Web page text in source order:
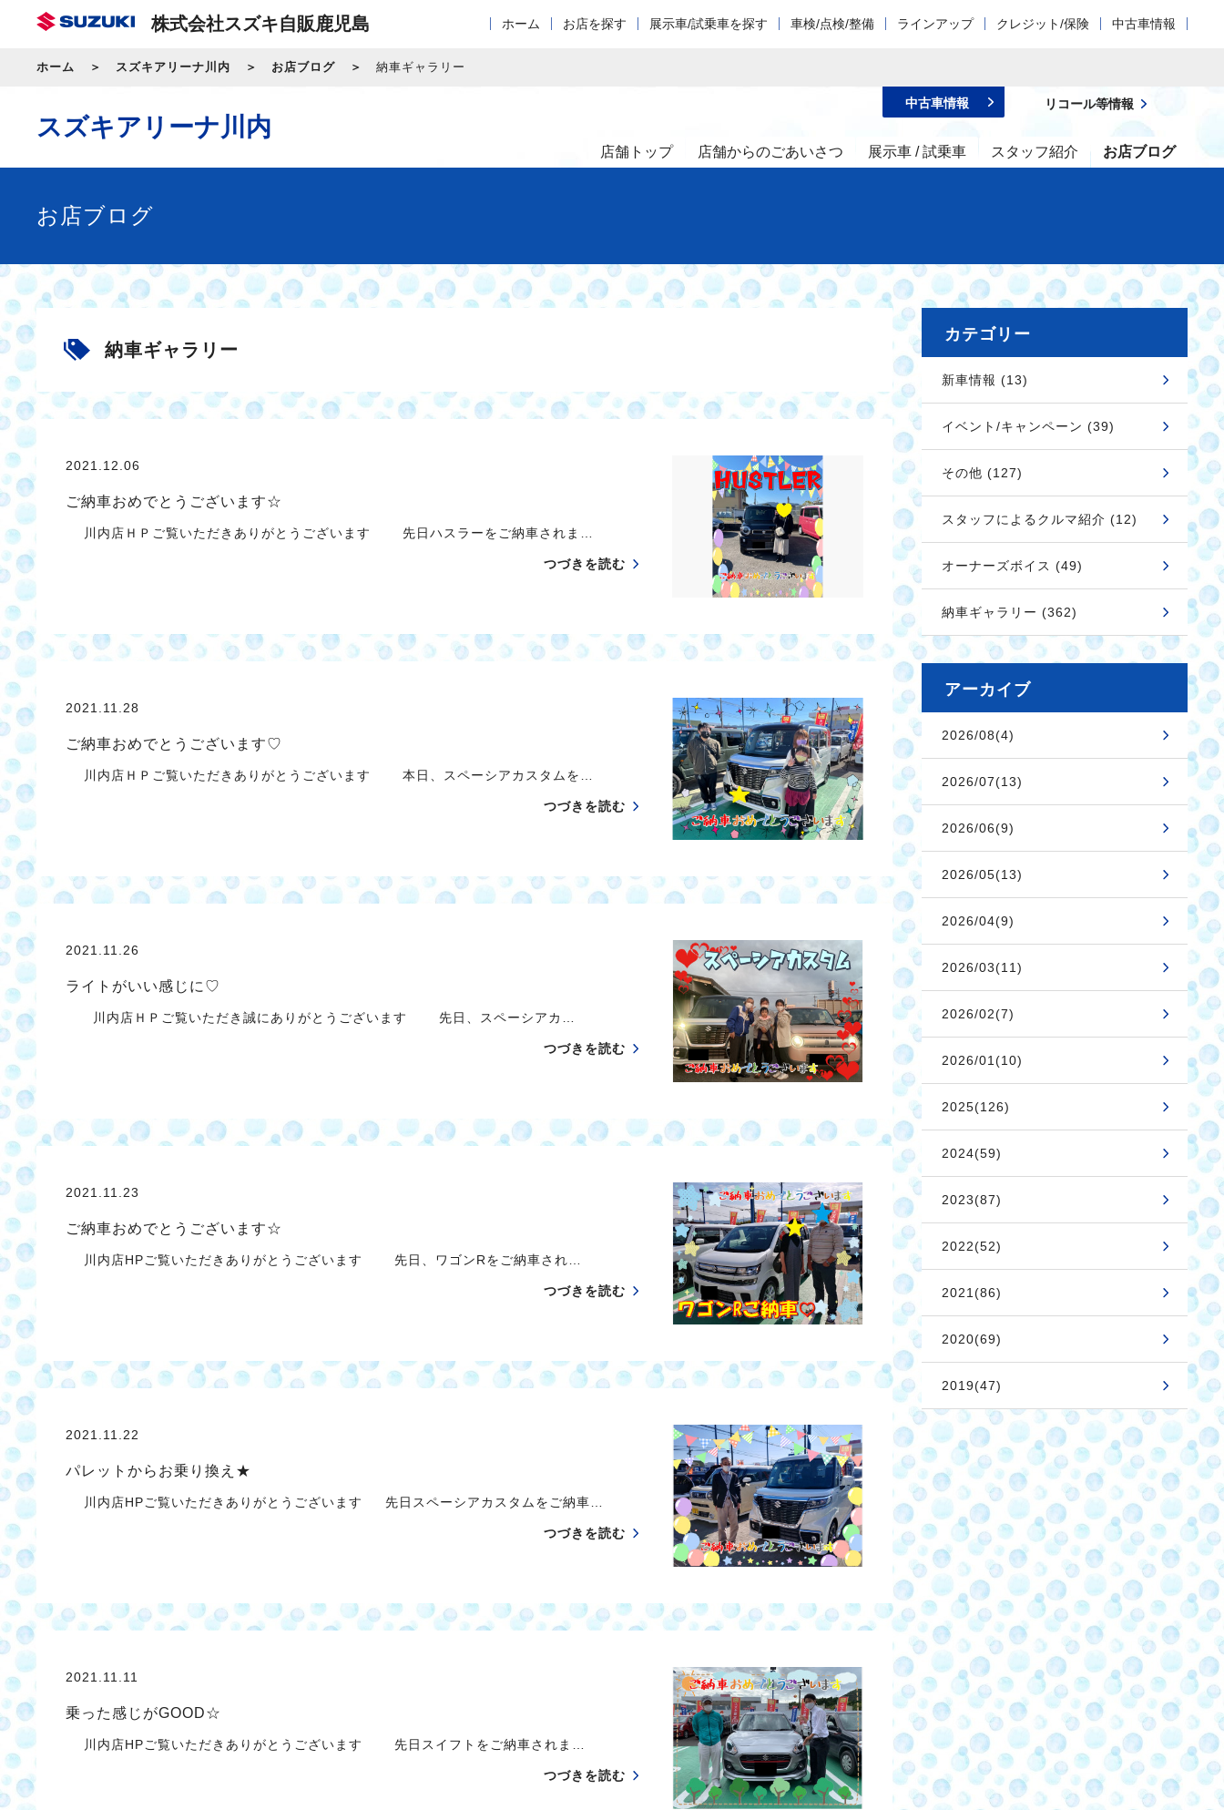
株式会社スズキ自販鹿児島 ホーム お店を探す 展示車/試乗車を探す 車検/点検/整備 ラインアップ クレジット/保険 中古車情報
ホーム スズキアリーナ川内 お店ブログ 納車ギャラリー
スズキアリーナ川内
店舗トップ 店舗からのごあいさつ 展示車 / 試乗車 スタッフ紹介 お店ブログ
中古車情報 リコール等情報
お店ブログ
納車ギャラリー
2021.12.06
ご納車おめでとうございます☆
川内店ＨＰご覧いただきありがとうございます 先日ハスラーをご納車されま…
つづきを読む
2021.11.28
ご納車おめでとうございます♡
川内店ＨＰご覧いただきありがとうございます 本日、スペーシアカスタムを…
つづきを読む
2021.11.26
ライトがいい感じに♡
川内店ＨＰご覧いただき誠にありがとうございます 先日、スペーシアカ…
つづきを読む
2021.11.23
ご納車おめでとうございます☆
川内店HPご覧いただきありがとうございます 先日、ワゴンRをご納車され…
つづきを読む
2021.11.22
パレットからお乗り換え★
川内店HPご覧いただきありがとうございます 先日スペーシアカスタムをご納車…
つづきを読む
2021.11.11
乗った感じがGOOD☆
川内店HPご覧いただきありがとうございます 先日スイフトをご納車されま…
つづきを読む
カテゴリー
新車情報 (13)
イベント/キャンペーン (39)
その他 (127)
スタッフによるクルマ紹介 (12)
オーナーズボイス (49)
納車ギャラリー (362)
アーカイブ
2026/08(4)
2026/07(13)
2026/06(9)
2026/05(13)
2026/04(9)
2026/03(11)
2026/02(7)
2026/01(10)
2025(126)
2024(59)
2023(87)
2022(52)
2021(86)
2020(69)
2019(47)